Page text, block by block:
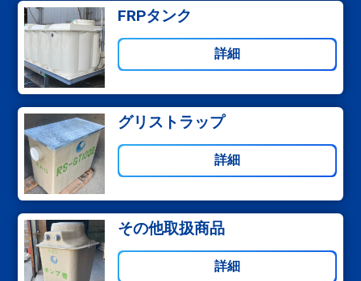
FRPタンク
詳細
グリストラップ
詳細
その他取扱商品
詳細